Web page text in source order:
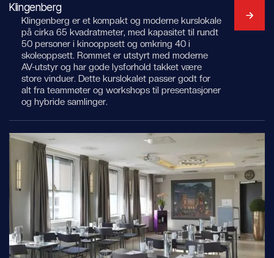
Klingenberg
Klingenberg er et kompakt og moderne kurslokale
på cirka 65 kvadratmeter, med kapasitet til rundt
50 personer i kinooppsett og omkring 40 i
skoleoppsett. Rommet er utstyrt med moderne
AV-utstyr og har gode lysforhold takket være
store vinduer. Dette kurslokalet passer godt for
alt fra teammøter og workshops til presentasjoner
og hybride samlinger.